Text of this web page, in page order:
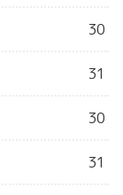
30
31
30
31